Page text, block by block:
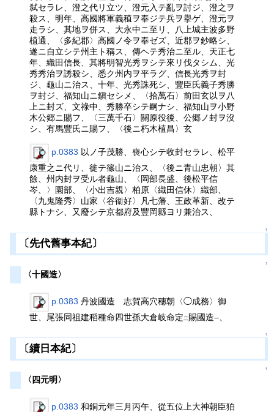
弑セラレ、澄之代リ立ツ、澄元入テ亂ヲ討ジ、澄之ヲ
殺ス、明年、高國將軍義稙ヲ奉ジテ兵ヲ擧ゲ、澄元ヲ
走ラシ、其地ヲ併ス、大永中ニ至リ、八上城主波多野
植通、〈多紀郡〉高國ノ令ヲ奉ゼズ、近郡ヲ鈔略シ、
遂ニ自立シテ州主ト稱ス、傳ヘテ秀治ニ至ル、天正七
年、織田信長、其將明智光秀ヲシテ來リ伐タシム、光
秀秀治ヲ誘殺シ、悉ク州内ヲ平ラグ、信長光秀ヲ封
ジ、龜山ニ治ス、十年、光秀誅死シ、豐臣氏義子秀勝
ヲ封ジ、福知山ニ鎭セシメ、〈拾萬石〉前田玄以ヲ八
上ニ封ズ、文祿中、秀勝卒シテ嗣ナシ、福知山ヲ小野
木公郷ニ賜フ、〈三萬千石〉關原役後、公郷ノ封ヲ沒
シ、有馬豐氏ニ賜フ、〈後ニ朽木植昌〉玄
p.0383 以ノ子茂勝、喪心シテ收封セラレ、松平
康重之ニ代リ、徙テ篠山ニ治ス、〈後ニ青山忠朝〉其
餘、州内封ヲ受ル者龜山、〈岡部長盛、後松平信
岑、〉園部、〈小出吉親〉柏原〈織田信休〉織部、
〈九鬼隆秀〉山家〈谷衞好〉凡七藩、王政革新、改テ
縣トナシ、又廢シテ京都府及豐岡縣ヨリ兼治ス、
↑
〔先代舊事本紀〕
↑
〈十國造〉
p.0383 丹波國造 志賀高穴穗朝〈◯成務〉御
世、尾張同祖建稻種命四世孫大倉岐命定二賜國造一
↑
〔續日本紀〕
↑
〈四元明〉
p.0383 和銅元年三月丙午、從五位上大神朝臣狛